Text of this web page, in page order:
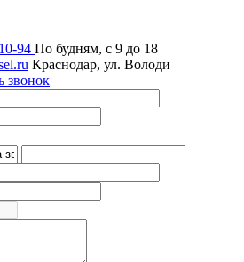
94 По будням, с 9 до 18
Краснодар, ул. Володи
звонок